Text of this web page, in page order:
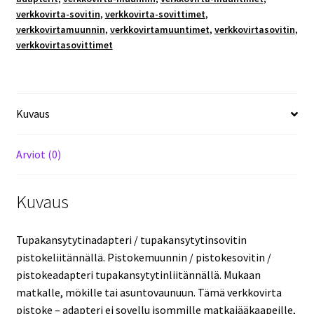
Pienille
laitteille!
Halvalla!
verkkovirta-sovitin, verkkovirta-sovittimet,
verkkovirtamuunnin, verkkovirtamuuntimet, verkkovirtasovitin,
verkkovirtasovittimet
Kuvaus
Arviot (0)
Kuvaus
Tupakansytytinadapteri / tupakansytytinsovitin
pistokeliitännällä. Pistokemuunnin / pistokesovitin /
pistokeadapteri tupakansytytinliitännällä. Mukaan
matkalle, mökille tai asuntovaunuun. Tämä verkkovirta
pistoke – adapteri ei sovellu isommille matkajääkaapeille,